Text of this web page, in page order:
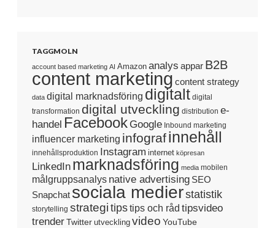
TAGGMOLN
account based marketing AI Amazon analys appar B2B
content marketing content strategy
data digital marknadsföring digitalt digital
transformation digital utveckling distribution e-
handel Facebook Google Inbound marketing
influencer marketing infografinnehåll
innehållsproduktion Instagram internet köpresan
LinkedIn marknadsföring media mobilen
målgruppsanalys native advertising SEO
Snapchat sociala medierstatistik
storytelling strategi tipstips och råd tipsvideo
trenderTwitter utveckling video YouTube